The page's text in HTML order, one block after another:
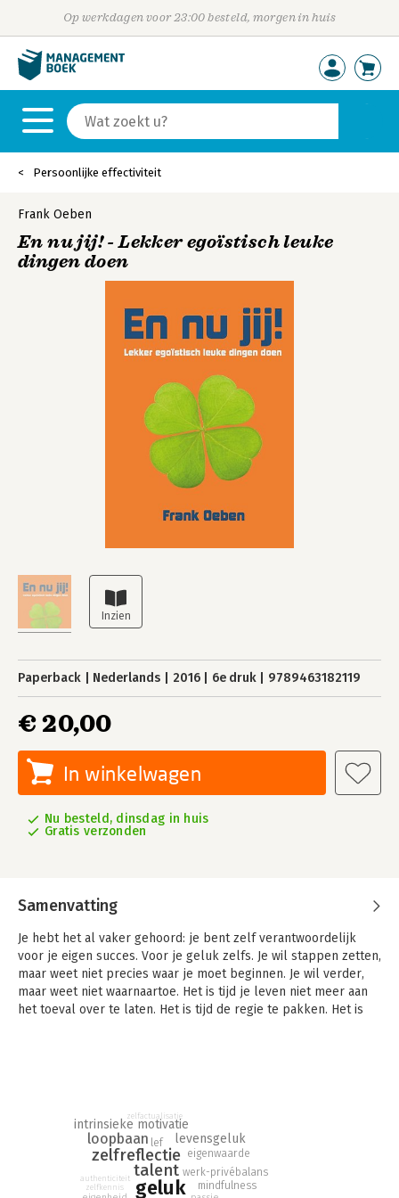
Op werkdagen voor 23:00 besteld, morgen in huis
Persoonlijke effectiviteit
Frank Oeben
En nu jij! - Lekker egoïstisch leuke
dingen doen
Paperback Nederlands 2016 6e druk 9789463182119
€ 20,00
In winkelwagen
Nu besteld, dinsdag in huis
Gratis verzonden
Samenvatting
Je hebt het al vaker gehoord: je bent zelf verantwoordelijk
voor je eigen succes. Voor je geluk zelfs. Je wil stappen zetten,
maar weet niet precies waar je moet beginnen. Je wil verder,
maar weet niet waarnaartoe. Het is tijd je leven niet meer aan
het toeval over te laten. Het is tijd de regie te pakken. Het is
baan. Je bent zo mobiel als je zelf wil zijn. Wel voor het maken
van keuzes over je carrière. Het bewust bezig zijn met je
ontwikkeling. Dat kan zelfs inhouden dat je er bewust voor
kiest er niet bewust mee bezig te zijn. Als je er maar voor
zorgt dat je niet ontevreden bent over je loopbaan terwijl je er
geluk
talent
zelfreflectie
loopbaan
intrinsieke motivatie
levensgeluk
werk-privébalans
lef
eigenwaarde
mindfulness
zelfkennis
zelfactualisatie
authenticiteit